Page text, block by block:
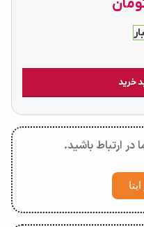
خرید
در ارتباط باشید.